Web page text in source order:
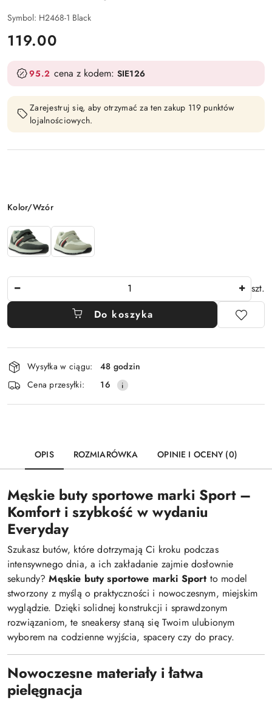
Symbol: H2468-1 Black
cena:
119.00
95.2 cena z kodem: SIE126
Zarejestruj się, aby otrzymać za ten zakup 119 punktów
lojalnościowych.
Wariant
Kolor/Wzór
szt.
Do koszyka
Dostępność
i
dostawa
Wysyłka w ciągu:
48 godzin
Cena przesyłki:
16
OPIS ROZMIARÓWKA OPINIE I OCENY (0)
Męskie buty sportowe marki Sport –
Komfort i szybkość w wydaniu
Everyday
Szukasz butów, które dotrzymają Ci kroku podczas
intensywnego dnia, a ich zakładanie zajmie dosłownie
sekundy?Męskie buty sportowe marki Sport to model
stworzony z myślą o praktyczności i nowoczesnym, miejskim
wyglądzie. Dzięki solidnej konstrukcji i sprawdzonym
rozwiązaniom, te sneakersy staną się Twoim ulubionym
wyborem na codzienne wyjścia, spacery czy do pracy.
Nowoczesne materiały i łatwa
pielęgnacja